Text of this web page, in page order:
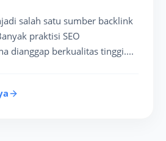
salah satu sumber backlink
praktisi SEO
dianggap berkualitas tinggi....